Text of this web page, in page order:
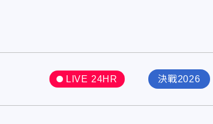
LIVE 24HR 決戰2026